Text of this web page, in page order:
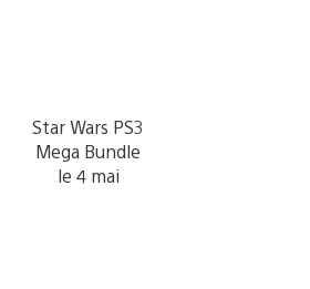
Star Wars PS3
Mega Bundle
le 4 mai